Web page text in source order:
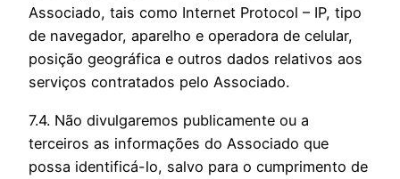
Associado, tais como Internet Protocol – IP, tipo
de navegador, aparelho e operadora de celular,
posição geográfica e outros dados relativos aos
serviços contratados pelo Associado.
7.4. Não divulgaremos publicamente ou a
terceiros as informações do Associado que
possa identificá-lo, salvo para o cumprimento de